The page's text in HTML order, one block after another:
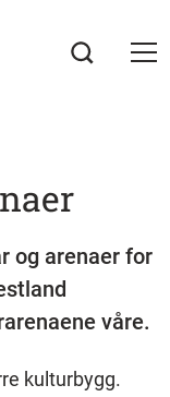
og arenaer for
våre.
kulturbygg.